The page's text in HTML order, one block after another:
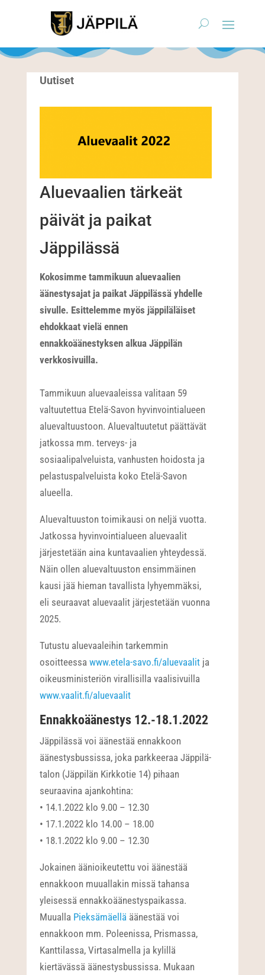
Uutiset
Aluevaalien tärkeät
päivät ja paikat
Jäppilässä
Kokosimme tammikuun aluevaalien
äänestysajat ja paikat Jäppilässä yhdelle
sivulle. Esittelemme myös jäppiläläiset
ehdokkaat vielä ennen
ennakkoäänestyksen alkua Jäppilän
verkkosivuilla.
Tammikuun aluevaaleissa valitaan 59
valtuutettua Etelä-Savon hyvinvointialueen
aluevaltuustoon. Aluevaltuutetut päättävät
jatkossa mm. terveys- ja
sosiaalipalveluista, vanhusten hoidosta ja
pelastuspalveluista koko Etelä-Savon
alueella.
Aluevaltuuston toimikausi on neljä vuotta.
Jatkossa hyvinvointialueen aluevaalit
järjestetään aina kuntavaalien yhteydessä.
Näin ollen aluevaltuuston ensimmäinen
kausi jää hieman tavallista lyhyemmäksi,
eli seuraavat aluevaalit järjestetään vuonna
2025.
Tutustu aluevaaleihin tarkemmin
osoitteessawww.etela-savo.fi/aluevaalit ja
oikeusministeriön virallisilla vaalisivuilla
www.vaalit.fi/aluevaalit
Ennakkoäänestys 12.-18.1.2022
Jäppilässä voi äänestää ennakkoon
äänestysbussissa, joka parkkeeraa Jäppilä-
talon (Jäppilän Kirkkotie 14) pihaan
seuraavina ajankohtina:
• 14.1.2022 klo 9.00 – 12.30
• 17.1.2022 klo 14.00 – 18.00
• 18.1.2022 klo 9.00 – 12.30
Jokainen äänioikeutettu voi äänestää
ennakkoon muuallakin missä tahansa
yleisessä ennakkoäänestyspaikassa.
Muualla Pieksämäellä äänestää voi
ennakkoon mm. Poleenissa, Prismassa,
Kanttilassa, Virtasalmella ja kylillä
kiertävässä äänestysbussissa. Mukaan